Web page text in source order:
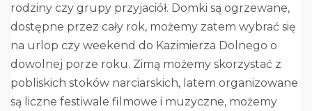
rodziny czy grupy przyjaciół. Domki są ogrzewane,
dostępne przez cały rok, możemy zatem wybrać się
na urlop czy weekend do Kazimierza Dolnego o
dowolnej porze roku. Zimą możemy skorzystać z
pobliskich stoków narciarskich, latem organizowane
są liczne festiwale filmowe i muzyczne, możemy